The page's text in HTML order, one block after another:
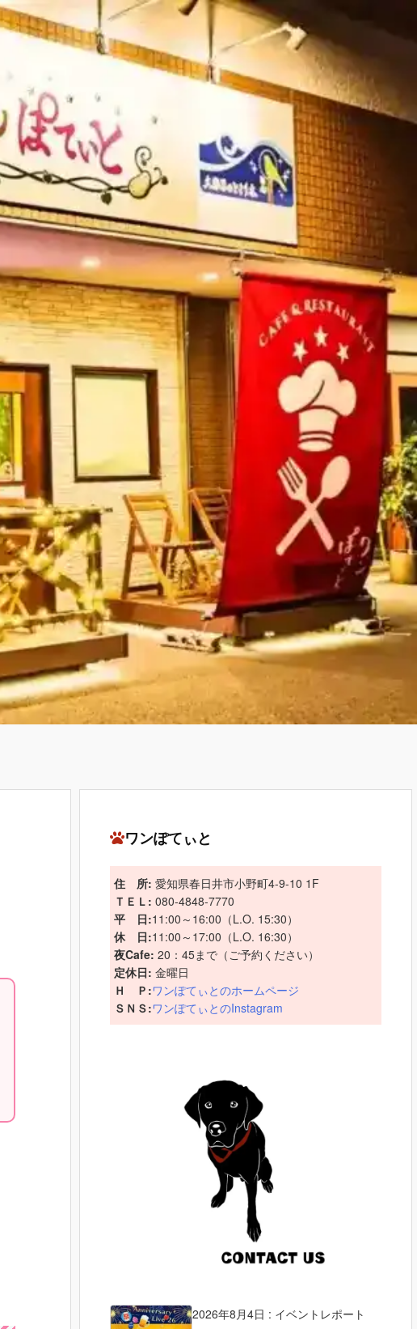
ワンぽてぃと
住 所: 愛知県春日井市小野町4-9-10 1F
ＴＥＬ: 080-4848-7770
平 日:11:00～16:00（L.O. 15:30）
休 日:11:00～17:00（L.O. 16:30）
夜Cafe: 20：45まで（ご予約ください）
定休日: 金曜日
Ｈ Ｐ:ワンぽてぃとのホームページ
ＳＮＳ:ワンぽてぃとのInstagram
2026年8月4日 : イベントレポート